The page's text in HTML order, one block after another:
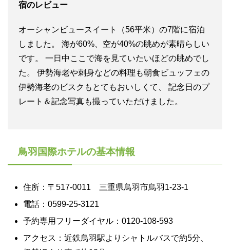
宿のレビュー
オーシャンビュースイート（56平米）の7階に宿泊
しました。 海が60%、空が40%の眺めが素晴らしい
です。 一日中ここで海を見ていたいほどの眺めでし
た。 伊勢海老や刺身などの料理も朝食ビュッフェの
伊勢海老のビスクもとてもおいしくて、 記念日のプ
レート＆記念写真も撮っていただけました。
鳥羽国際ホテルの基本情報
住所：〒517-0011 三重県鳥羽市鳥羽1-23-1
電話：0599-25-3121
予約専用フリーダイヤル：0120-108-593
アクセス：近鉄鳥羽駅よりシャトルバスで約5分、